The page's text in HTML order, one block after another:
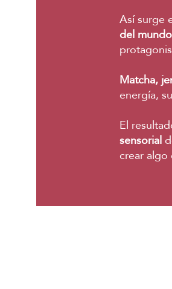
Así surge
del mundo
Matcha,
energía,
El
sensorial
crear